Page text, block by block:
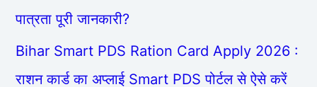
पात्रता पूरी जानकारी?
Bihar Smart PDS Ration Card Apply 2026 :
राशन कार्ड का अप्लाई Smart PDS पोर्टल से ऐसे करें